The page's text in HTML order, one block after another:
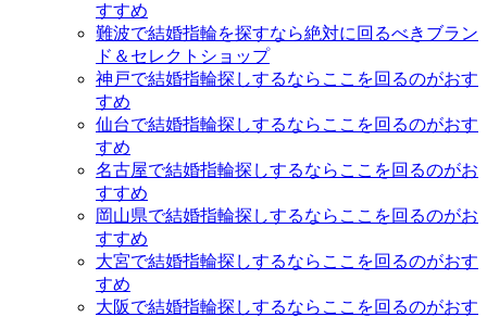
すすめ
難波で結婚指輪を探すなら絶対に回るべきブラン
ド＆セレクトショップ
神戸で結婚指輪探しするならここを回るのがおす
すめ
仙台で結婚指輪探しするならここを回るのがおす
すめ
名古屋で結婚指輪探しするならここを回るのがお
すすめ
岡山県で結婚指輪探しするならここを回るのがお
すすめ
大宮で結婚指輪探しするならここを回るのがおす
すめ
大阪で結婚指輪探しするならここを回るのがおす